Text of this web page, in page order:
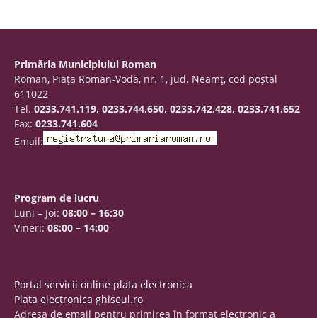
Primăria Municipiului Roman
Roman, Piaţa Roman-Vodă, nr. 1, jud. Neamţ, cod poştal
611022
Tel. 0233.741.119, 0233.744.650, 0233.742.428, 0233.741.652
Fax: 0233.741.604
Email:
Program de lucru
Luni – Joi: 08:00 – 16:30
Vineri: 08:00 – 14:00
Portal servicii online plata electronica
Plata electronica ghiseul.ro
Adresa de email pentru primirea în format electronic a